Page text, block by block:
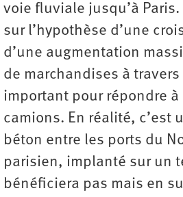
voie fluviale jusqu’à
sur l’hypothèse d’une
d’une augmentation
de marchandises à travers
important pour répondre à
camions. En réalité, c’est
béton entre les ports du
parisien, implanté sur un
bénéficiera pas mais en